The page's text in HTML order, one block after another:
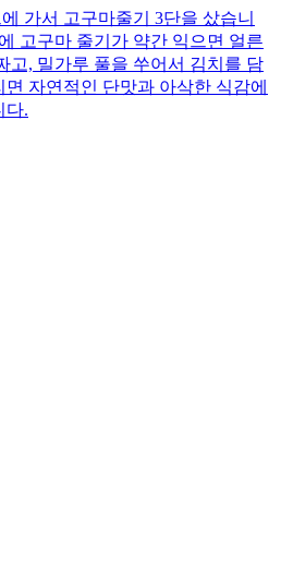
가서 고구마줄기 3단을 샀습니
고구마 줄기가 약간 익으면 얼른
고, 밀가루 풀을 쑤어서 김치를 담
자연적인 단맛과 아삭한 식감에
다.